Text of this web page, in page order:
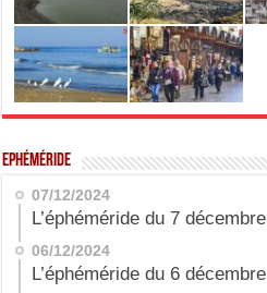
Ephéméride
07/12/2024
L’éphéméride du 7 décembre
06/12/2024
L’éphéméride du 6 décembre